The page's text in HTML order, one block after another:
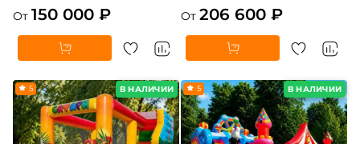
От 150 000 ₽
От 206 600 ₽
В НАЛИЧИИ
5 В НАЛИЧИИ
5